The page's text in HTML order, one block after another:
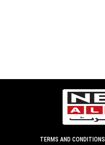
TERMS AND CONDITIONS